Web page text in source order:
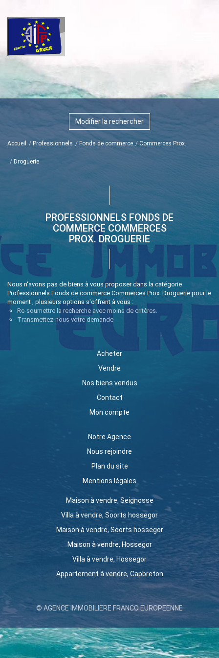
Modifier la rechercher
Accueil Professionnels Fonds de commerce Commerces Prox.
Droguerie
PROFESSIONNELS FONDS DE
COMMERCE COMMERCES
PROX. DROGUERIE
Nous n'avons pas de biens à vous proposer dans la catégorie
Professionnels Fonds de commerce Commerces Prox. Droguerie pour le
moment , plusieurs options s'offrent à vous :
Re-soumettre la recherche avec moins de critères.
Transmettez-nous votre demande
Acheter
Vendre
Nos biens vendus
Contact
Mon compte
Notre Agence
Nous rejoindre
Plan du site
Mentions légales
Maison à vendre, Seignosse
Villa à vendre, Soorts hossegor
Maison à vendre, Soorts hossegor
Maison à vendre, Hossegor
Villa à vendre, Hossegor
Appartement à vendre, Capbreton
© AGENCE IMMOBILIERE FRANCO EUROPEENNE